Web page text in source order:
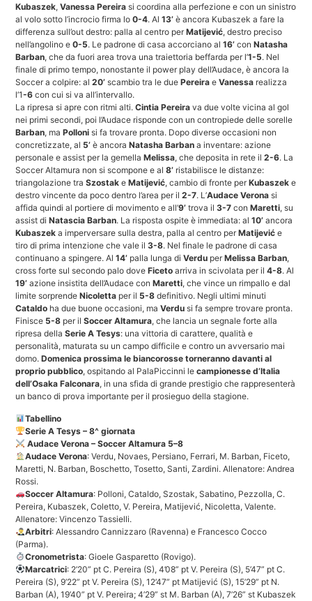
Kubaszek,Vanessa Pereira si coordina alla perfezione e con un sinistro
al volo sotto l’incrocio firma lo0-4. Al13’ è ancora Kubaszek a fare la
differenza sull’out destro: palla al centro perMatijević, destro preciso
nell’angolino e0-5. Le padrone di casa accorciano al16’conNatasha
Barban, che da fuori area trova una traiettoria beffarda per l’1-5. Nel
finale di primo tempo, nonostante il power play dell’Audace, è ancora la
Soccer a colpire: al20’ scambio tra le duePereira eVanessa realizza
l’1-6 con cui si va all’intervallo.
La ripresa si apre con ritmi alti.Cintia Pereira va due volte vicina al gol
nei primi secondi, poi l’Audace risponde con un contropiede delle sorelle
Barban, maPolloni si fa trovare pronta. Dopo diverse occasioni non
concretizzate, al 5’ è ancoraNatasha Barban a inventare: azione
personale e assist per la gemellaMelissa, che deposita in rete il2-6. La
Soccer Altamura non si scompone e al8’ ristabilisce le distanze:
triangolazione traSzostak eMatijević, cambio di fronte perKubaszek e
destro vincente da poco dentro l’area per il2-7. L’Audace Verona si
affida quindi al portiere di movimento e all’9’ trova il3-7 conMaretti, su
assist diNatascia Barban. La risposta ospite è immediata: al10’ ancora
Kubaszek a imperversare sulla destra, palla al centro perMatijeviće
tiro di prima intenzione che vale il3-8. Nel finale le padrone di casa
continuano a spingere. Al14’ palla lunga diVerdu perMelissa Barban,
cross forte sul secondo palo doveFiceto arriva in scivolata per il4-8. Al
19’ azione insistita dell’Audace conMaretti, che vince un rimpallo e dal
limite sorprendeNicoletta per il 5-8 definitivo. Negli ultimi minuti
Cataldo ha due buone occasioni, maVerdu si fa sempre trovare pronta.
Finisce 5-8 per ilSoccer Altamura, che lancia un segnale forte alla
ripresa dellaSerie A Tesys: una vittoria di carattere, qualità e
personalità, maturata su un campo difficile e contro un avversario mai
domo.Domenica prossima le biancorosse torneranno davanti al
proprio pubblico, ospitando al PalaPiccinni lecampionesse d’Italia
dell’Osaka Falconara, in una sfida di grande prestigio che rappresenterà
un banco di prova importante per il prosieguo della stagione.
Tabellino
Serie A Tesys – 8^ giornata
Audace Verona – Soccer Altamura 5–8
Audace Verona: Verdu, Novaes, Persiano, Ferrari, M. Barban, Ficeto,
Maretti, N. Barban, Boschetto, Tosetto, Santi, Zardini. Allenatore: Andrea
Rossi.
Soccer Altamura: Polloni, Cataldo, Szostak, Sabatino, Pezzolla, C.
Pereira, Kubaszek, Coletto, V. Pereira, Matijević, Nicoletta, Valente.
Allenatore: Vincenzo Tassielli.
Arbitri: Alessandro Cannizzaro (Ravenna) e Francesco Cocco
(Parma).
Cronometrista: Gioele Gasparetto (Rovigo).
Marcatrici: 2’20” pt C. Pereira (S), 4’08” pt V. Pereira (S), 5’47” pt C.
Pereira (S), 9’22” pt V. Pereira (S), 12’47” pt Matijević (S), 15’29” pt N.
Barban (A), 19’40” pt V. Pereira; 4’29” st M. Barban (A), 7’26” st Kubaszek